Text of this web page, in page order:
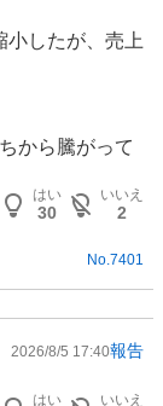
したが、売上
から騰がって
はい
30
いいえ
2
No. 7401
2026/8/5 17:40報告
はい いいえ